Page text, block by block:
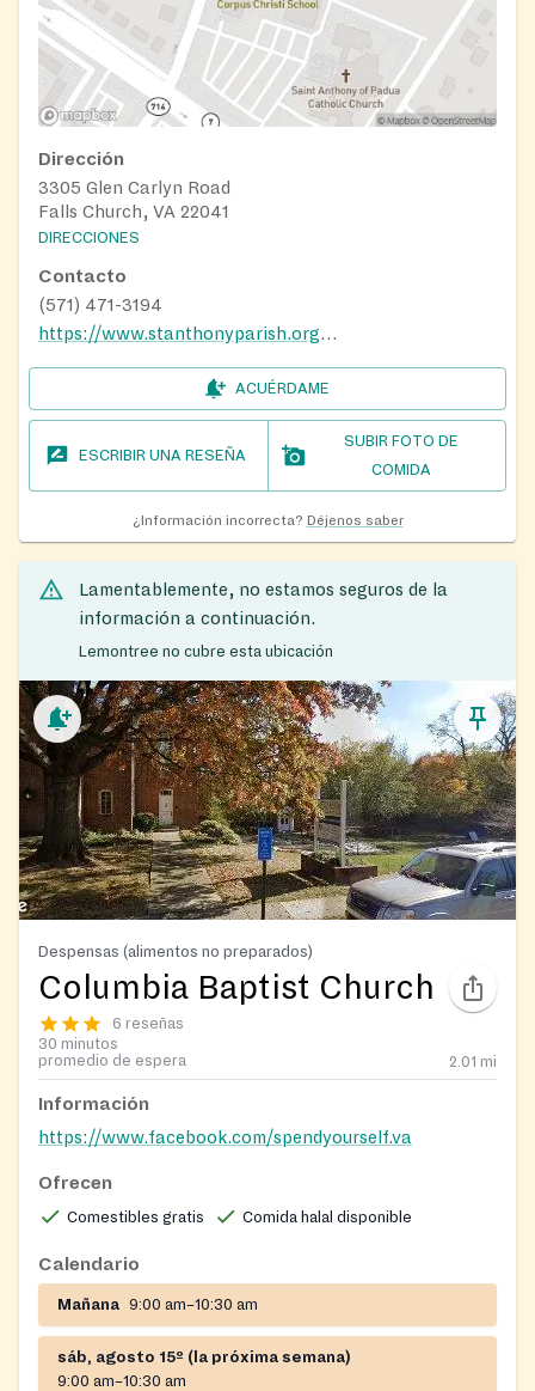
Dirección
3305 Glen Carlyn Road
Falls Church, VA 22041
DIRECCIONES
Contacto
(571) 471-3194
https://www.stanthonyparish.org/food-pantry/
ACUÉRDAME
ESCRIBIR UNA RESEÑA
SUBIR FOTO DE
COMIDA
¿Información incorrecta? Déjenos saber
Lamentablemente, no estamos seguros de la
información a continuación.
Lemontree no cubre esta ubicación
Despensas (alimentos no preparados)
Columbia Baptist Church
6 reseñas
30 minutos
promedio de espera
2.01 mi
Información
https://www.facebook.com/spendyourself.va
Ofrecen
Comestibles gratis Comida halal disponible
Calendario
Mañana 9:00 am–10:30 am
sáb, agosto 15º (la próxima semana)
9:00 am–10:30 am